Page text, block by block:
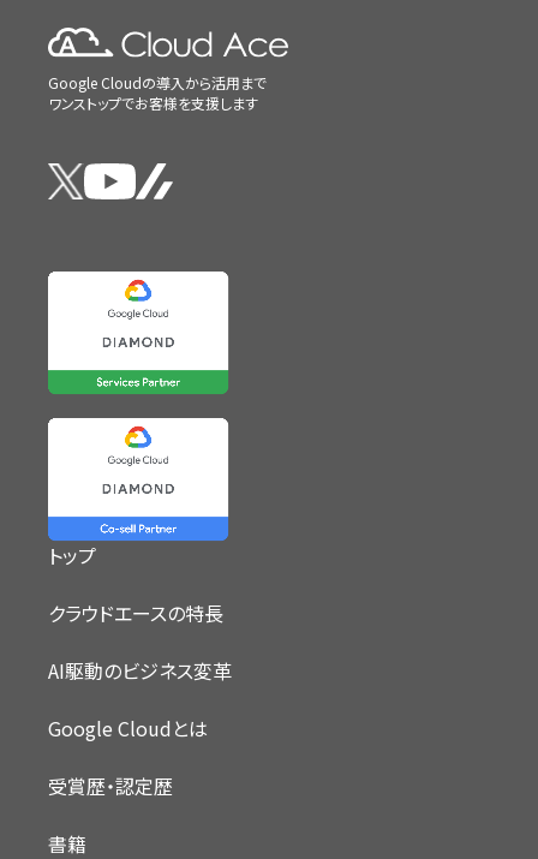
Google Cloudの導入から活用まで
ワンストップでお客様を支援します
トップ
クラウドエースの特長
AI駆動のビジネス変革
Google Cloudとは
受賞歴・認定歴
書籍